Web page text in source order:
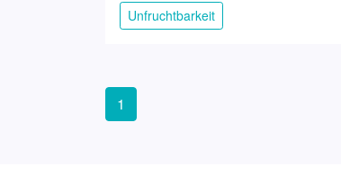
Unfruchtbarkeit
1